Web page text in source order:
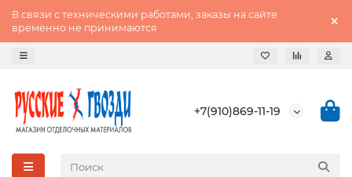
В связи с техническими работами, заказы на сайте
временно не принимаются
+7(910)869-11-19